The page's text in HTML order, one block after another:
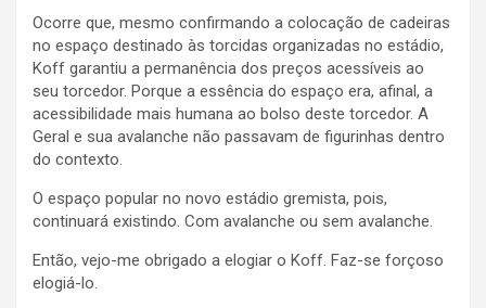
Ocorre que, mesmo confirmando a colocação de cadeiras
no espaço destinado às torcidas organizadas no estádio,
Koff garantiu a permanência dos preços acessíveis ao
seu torcedor. Porque a essência do espaço era, afinal, a
acessibilidade mais humana ao bolso deste torcedor. A
Geral e sua avalanche não passavam de figurinhas dentro
do contexto.
O espaço popular no novo estádio gremista, pois,
continuará existindo. Com avalanche ou sem avalanche.
Então, vejo-me obrigado a elogiar o Koff. Faz-se forçoso
elogiá-lo.